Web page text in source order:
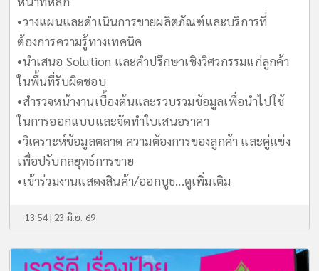
•วางแผนและดำเนินการขายผลิตภัณฑ์และบริการที่
ต้องการความรู้ทางเทคนิค
•นำเสนอ Solution และคำปรึกษาเชิงวิศวกรรมแก่ลูกค้า
ในพื้นที่รับผิดชอบ
•สำรวจหน้างานเบื้องต้นและรวบรวมข้อมูลเพื่อนำไปใช้
ในการออกแบบและจัดทำใบเสนอราคา
•วิเคราะห์ข้อมูลตลาด ความต้องการของลูกค้า และคู่แข่ง
เพื่อปรับกลยุทธ์การขาย
•เข้าร่วมงานแสดงสินค้า/ออกบูธ...ดูเพิ่มเติม
13:54 | 23 มิ.ย. 69